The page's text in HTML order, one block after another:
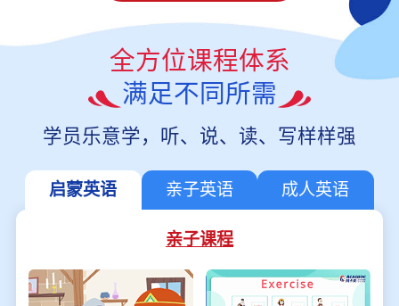
全方位课程体系
满足不同所需
学员乐意学，听、说、读、写样样强
启蒙英语 亲子英语 成人英语
亲子课程